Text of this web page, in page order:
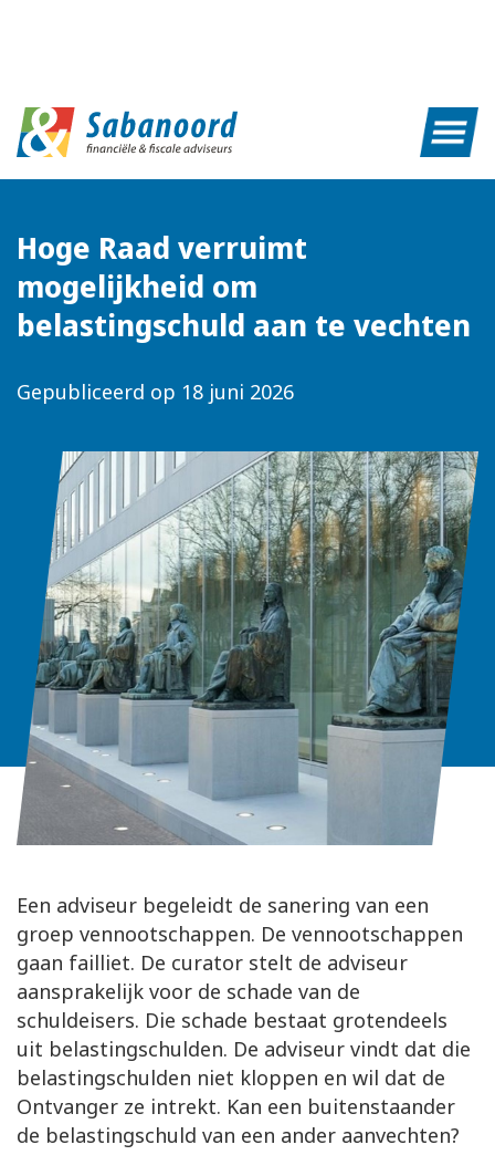
Hoge Raad verruimt
mogelijkheid om
belastingschuld aan te vechten
Gepubliceerd op 18 juni 2026
Een adviseur begeleidt de sanering van een
groep vennootschappen. De vennootschappen
gaan failliet. De curator stelt de adviseur
aansprakelijk voor de schade van de
schuldeisers. Die schade bestaat grotendeels
uit belastingschulden. De adviseur vindt dat die
belastingschulden niet kloppen en wil dat de
Ontvanger ze intrekt. Kan een buitenstaander
de belastingschuld van een ander aanvechten?